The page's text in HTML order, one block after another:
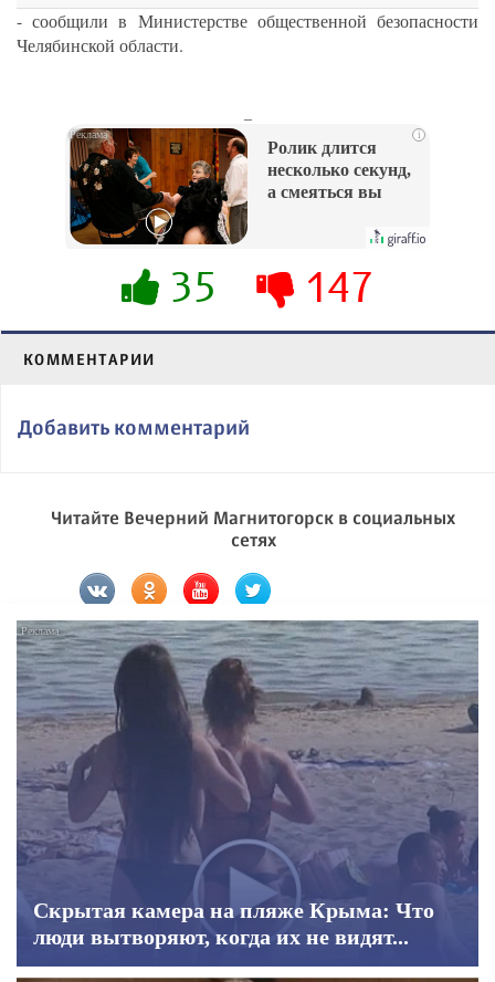
- сообщили в Министерстве общественной безопасности
Челябинской области.
i
Ролик длится
несколько секунд,
а смеяться вы
35 147
КОММЕНТАРИИ
Добавить комментарий
Читайте Вечерний Магнитогорск в социальных
сетях
Скрытая камера на пляже Крыма: Что
люди вытворяют, когда их не видят...